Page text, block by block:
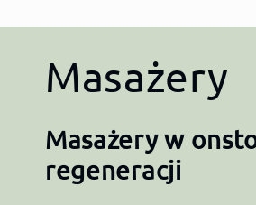
K
o
l
Masażery
Masażery w
regeneracji